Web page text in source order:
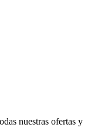
nuestras ofertas y